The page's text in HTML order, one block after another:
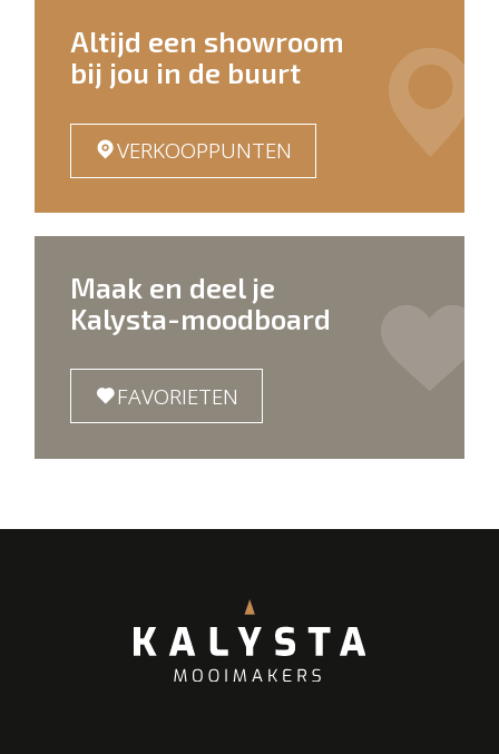
Altijd een showroom
bij jou in de buurt
VERKOOPPUNTEN
Maak en deel je
Kalysta-moodboard
FAVORIETEN